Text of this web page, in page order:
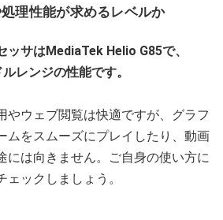
理性能が求めるレベルか
ッサはMediaTek Helio G85で、
レンジの性能です。
やウェブ閲覧は快適ですが、グラフ
ムをスムーズにプレイしたり、動画
には向きません。ご自身の使い方に
ックしましょう。